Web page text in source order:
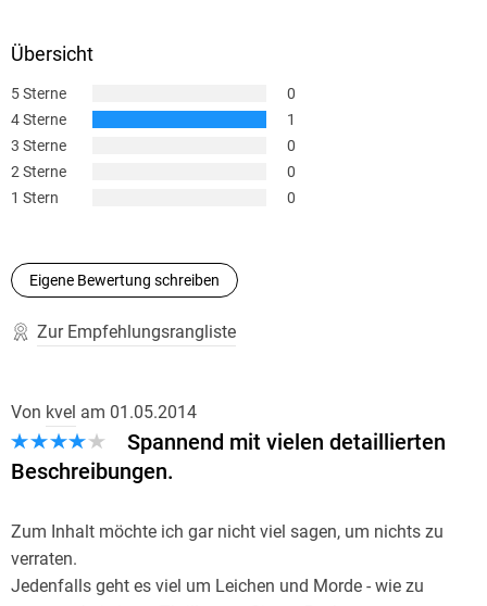
Übersicht
5 Sterne
0
4 Sterne
1
3 Sterne
0
2 Sterne
0
1 Stern
0
Eigene Bewertung schreiben
Zur Empfehlungsrangliste
Von kvel am 01.05.2014
Spannend mit vielen detaillierten
Beschreibungen.
Zum Inhalt möchte ich gar nicht viel sagen, um nichts zu
verraten.
Jedenfalls geht es viel um Leichen und Morde - wie zu